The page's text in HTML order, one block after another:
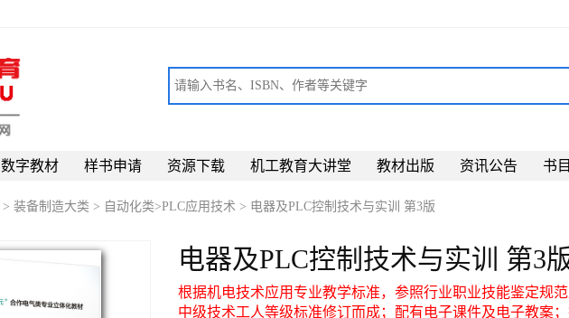
数字教材 样书申请 资源下载 机工教育大讲堂 教材出版 资讯公告 书
> 装备制造大类 > 自动化类>PLC应用技术 > 电器及PLC控制技术与实训 第3版
电器及PLC控制技术与实训 第3
根据机电技术应用专业教学标准，参照行业职业技能鉴定规
中级技术工人等级标准修订而成；配有电子课件及电子教案；